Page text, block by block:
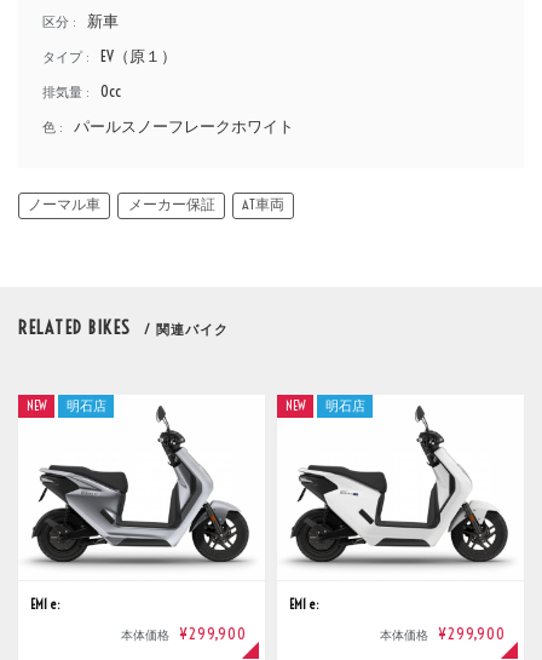
区分 : 新車
タイプ : EV（原１）
排気量 : 0cc
色 : パールスノーフレークホワイト
ノーマル車 メーカー保証 AT車両
RELATED BIKES / 関連バイク
EM1 e:
本体価格 ¥299,900
NEW 明石店
EM1 e:
本体価格 ¥299,900
NEW 明石店